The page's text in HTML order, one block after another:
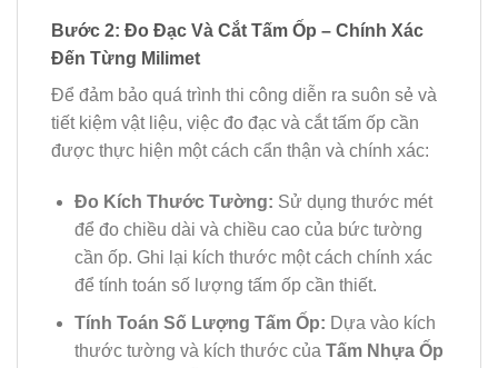
Bước 2: Đo Đạc Và Cắt Tấm Ốp – Chính Xác
Đến Từng Milimet
Để đảm bảo quá trình thi công diễn ra suôn sẻ và
tiết kiệm vật liệu, việc đo đạc và cắt tấm ốp cần
được thực hiện một cách cẩn thận và chính xác:
Đo Kích Thước Tường: Sử dụng thước mét
để đo chiều dài và chiều cao của bức tường
cần ốp. Ghi lại kích thước một cách chính xác
để tính toán số lượng tấm ốp cần thiết.
Tính Toán Số Lượng Tấm Ốp: Dựa vào kích
thước tường và kích thước của Tấm Nhựa Ốp